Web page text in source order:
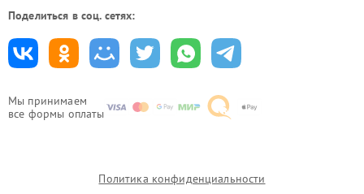
Мы принимаем
все формы оплаты
Поделиться в соц. сетях:
Политика конфиденциальности